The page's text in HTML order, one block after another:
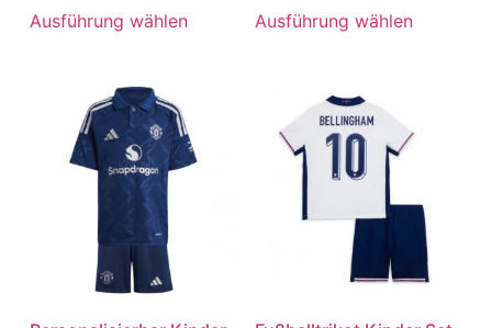
von 5
Ausführung wählen
von 5
Ausführung wählen